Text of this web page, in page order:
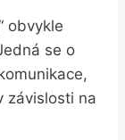
obvykle
se ⁢o
​závislosti⁢ na